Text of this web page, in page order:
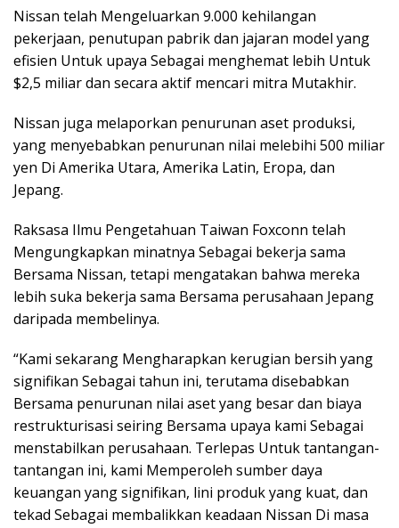
Nissan telah Mengeluarkan 9.000 kehilangan
pekerjaan, penutupan pabrik dan jajaran model yang
efisien Untuk upaya Sebagai menghemat lebih Untuk
$2,5 miliar dan secara aktif mencari mitra Mutakhir.
Nissan juga melaporkan penurunan aset produksi,
yang menyebabkan penurunan nilai melebihi 500 miliar
yen Di Amerika Utara, Amerika Latin, Eropa, dan
Jepang.
Raksasa Ilmu Pengetahuan Taiwan Foxconn telah
Mengungkapkan minatnya Sebagai bekerja sama
Bersama Nissan, tetapi mengatakan bahwa mereka
lebih suka bekerja sama Bersama perusahaan Jepang
daripada membelinya.
“Kami sekarang Mengharapkan kerugian bersih yang
signifikan Sebagai tahun ini, terutama disebabkan
Bersama penurunan nilai aset yang besar dan biaya
restrukturisasi seiring Bersama upaya kami Sebagai
menstabilkan perusahaan. Terlepas Untuk tantangan-
tantangan ini, kami Memperoleh sumber daya
keuangan yang signifikan, lini produk yang kuat, dan
tekad Sebagai membalikkan keadaan Nissan Di masa